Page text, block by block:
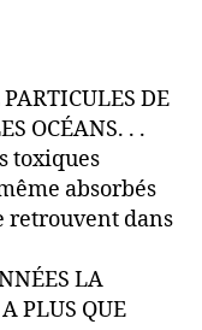
DE
OCÉANS. . .
toxiques
absorbés
retrouvent dans
LA
PLUS QUE